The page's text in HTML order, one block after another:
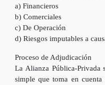
a) Financieros
b) Comerciales
c) De Operación
d) Riesgos imputables a
Proceso de Adjudicación
La Alianza Pública-Privada
simple que toma en